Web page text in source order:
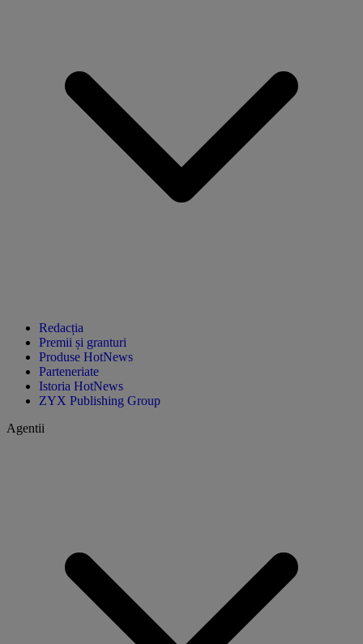
Redacția
Premii și granturi
Produse HotNews
Parteneriate
Istoria HotNews
ZYX Publishing Group
Agentii